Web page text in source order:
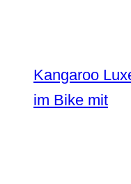
Kangaroo
im Bike mit